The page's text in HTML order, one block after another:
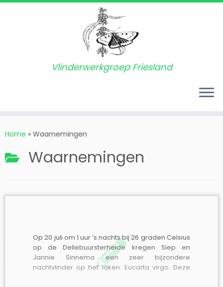
naar
Vlinderwerkgroep Friesland
Home » Waarnemingen
Waarnemingen
Op 20 juli om 1 uur ’s nachts bij 26 graden Celsius
op de Dellebuursterheide kregen Siep en
Jannie Sinnema een zeer bijzondere
nachtvlinder op het laken: Eucarta virgo. Deze